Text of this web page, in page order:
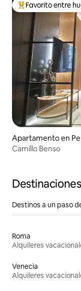
Favorito entre
Favorito entre
Apartamento en
Camillo Benso
Destinos a un paso
Roma
Alquileres
Venecia
Alquileres